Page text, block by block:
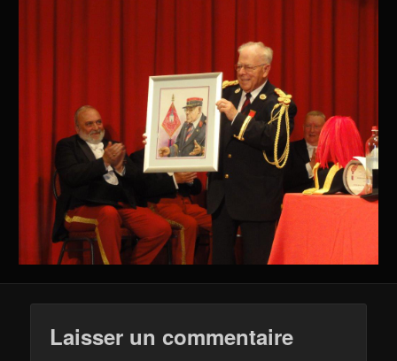
Laisser un commentaire